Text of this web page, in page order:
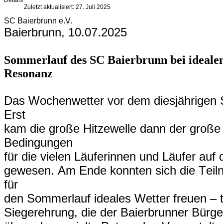
Zuletzt aktualisiert: 27. Juli 2025
SC Baierbrunn e.V.
Baierbrunn, 10.07.2025
Sommerlauf des SC Baierbrunn bei
Resonanz
Das Wochenwetter vor dem
Erst
kam die große Hitzewelle dann der
Bedingungen
für die vielen Läuferinnen und Läufer
gewesen. Am Ende konnten sich die
für
den Sommerlauf ideales Wetter freuen
Siegerehrung, die der Baierbrunner